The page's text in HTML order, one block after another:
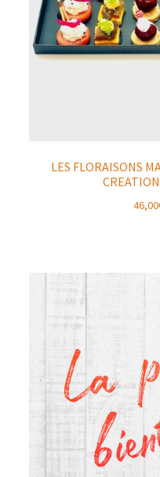
LES FLORAISONS
46,00